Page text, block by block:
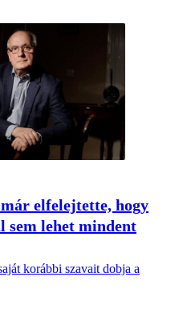
elfelejtette, hogy
sem lehet mindent
korábbi szavait dobja a